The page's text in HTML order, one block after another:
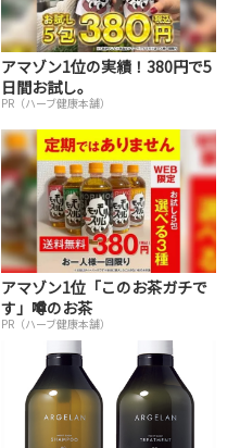
アマゾン1位の実績！380円で5
日間お試し。
PR（ハーブ健康本舗）
アマゾン1位「このお茶ガチで
す」噂のお茶
PR（ハーブ健康本舗）